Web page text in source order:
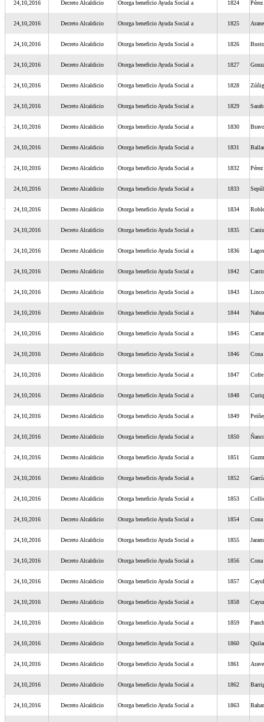
24,10,2016 Decreto Alcaldicio Otorga beneficio Ayuda Social a 1824 Pérez
24,10,2016 Decreto Alcaldicio Otorga beneficio Ayuda Social a 1825
24,10,2016 Decreto Alcaldicio Otorga beneficio Ayuda Social a 1826
24,10,2016 Decreto Alcaldicio Otorga beneficio Ayuda Social a 1827
24,10,2016 Decreto Alcaldicio Otorga beneficio Ayuda Social a 1828
24,10,2016 Decreto Alcaldicio Otorga beneficio Ayuda Social a 1829
24,10,2016 Decreto Alcaldicio Otorga beneficio Ayuda Social a 1830 Bravo
24,10,2016 Decreto Alcaldicio Otorga beneficio Ayuda Social a 1831
24,10,2016 Decreto Alcaldicio Otorga beneficio Ayuda Social a 1832 Pérez
24,10,2016 Decreto Alcaldicio Otorga beneficio Ayuda Social a 1833
24,10,2016 Decreto Alcaldicio Otorga beneficio Ayuda Social a 1834
24,10,2016 Decreto Alcaldicio Otorga beneficio Ayuda Social a 1835
24,10,2016 Decreto Alcaldicio Otorga beneficio Ayuda Social a 1836 Lagos
24,10,2016 Decreto Alcaldicio Otorga beneficio Ayuda Social a 1842
24,10,2016 Decreto Alcaldicio Otorga beneficio Ayuda Social a 1843
24,10,2016 Decreto Alcaldicio Otorga beneficio Ayuda Social a 1844
24,10,2016 Decreto Alcaldicio Otorga beneficio Ayuda Social a 1845
24,10,2016 Decreto Alcaldicio Otorga beneficio Ayuda Social a 1846 Cona
24,10,2016 Decreto Alcaldicio Otorga beneficio Ayuda Social a 1847 Cofre
24,10,2016 Decreto Alcaldicio Otorga beneficio Ayuda Social a 1848
24,10,2016 Decreto Alcaldicio Otorga beneficio Ayuda Social a 1849
24,10,2016 Decreto Alcaldicio Otorga beneficio Ayuda Social a 1850
24,10,2016 Decreto Alcaldicio Otorga beneficio Ayuda Social a 1851
24,10,2016 Decreto Alcaldicio Otorga beneficio Ayuda Social a 1852
24,10,2016 Decreto Alcaldicio Otorga beneficio Ayuda Social a 1853
24,10,2016 Decreto Alcaldicio Otorga beneficio Ayuda Social a 1854 Cona
24,10,2016 Decreto Alcaldicio Otorga beneficio Ayuda Social a 1855
24,10,2016 Decreto Alcaldicio Otorga beneficio Ayuda Social a 1856 Cona
24,10,2016 Decreto Alcaldicio Otorga beneficio Ayuda Social a 1857 Cayul
24,10,2016 Decreto Alcaldicio Otorga beneficio Ayuda Social a 1858
24,10,2016 Decreto Alcaldicio Otorga beneficio Ayuda Social a 1859
24,10,2016 Decreto Alcaldicio Otorga beneficio Ayuda Social a 1860
24,10,2016 Decreto Alcaldicio Otorga beneficio Ayuda Social a 1861
24,10,2016 Decreto Alcaldicio Otorga beneficio Ayuda Social a 1862
24,10,2016 Decreto Alcaldicio Otorga beneficio Ayuda Social a 1863